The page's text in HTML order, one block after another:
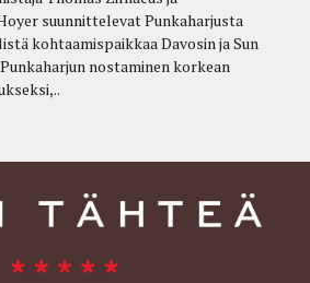
suunnittelevat Punkaharjusta
kohtaamispaikkaa Davosin ja Sun
nostaminen korkean